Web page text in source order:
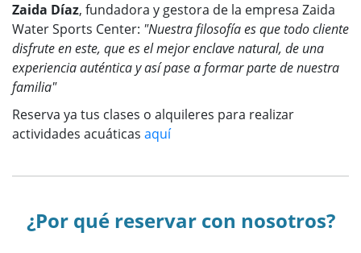
Zaida Díaz, fundadora y gestora de la empresa Zaida
Water Sports Center: "Nuestra filosofía es que todo cliente
disfrute en este, que es el mejor enclave natural, de una
experiencia auténtica y así pase a formar parte de nuestra
familia"
Reserva ya tus clases o alquileres para realizar
actividades acuáticas aquí
¿Por qué reservar con nosotros?